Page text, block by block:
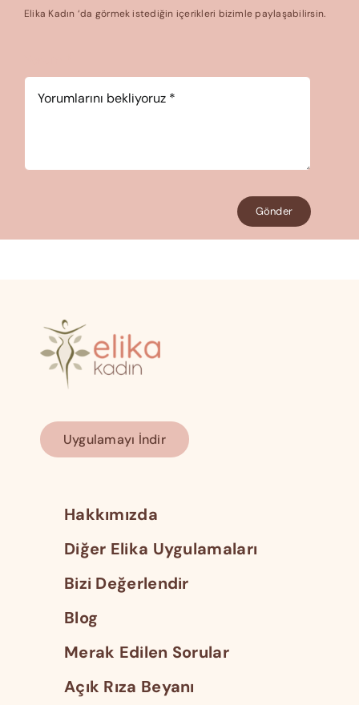
Elika Kadın ‘da görmek istediğin içerikleri bizimle paylaşabilirsin.
Gönder
Uygulamayı İndir
Hakkımızda
Diğer Elika Uygulamaları
Bizi Değerlendir
Blog
Merak Edilen Sorular
Açık Rıza Beyanı